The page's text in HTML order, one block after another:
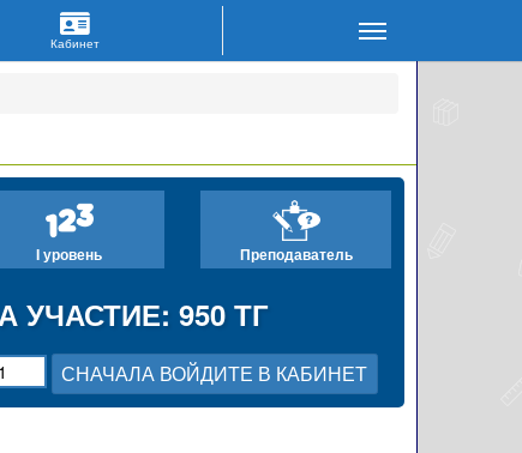
I уровень Преподаватель
УЧАСТИЕ: 950 ТГ
СНАЧАЛА ВОЙДИТЕ В КАБИНЕТ